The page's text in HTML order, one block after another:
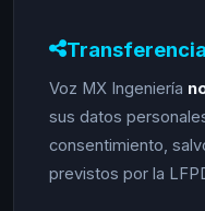
Voz MX Ingeniería
sus datos
consentimiento,
previstos por la